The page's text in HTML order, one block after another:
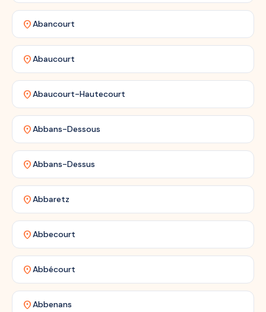
location_onAbancourt
location_onAbaucourt
location_onAbaucourt-Hautecourt
location_onAbbans-Dessous
location_onAbbans-Dessus
location_onAbbaretz
location_onAbbecourt
location_onAbbécourt
location_onAbbenans